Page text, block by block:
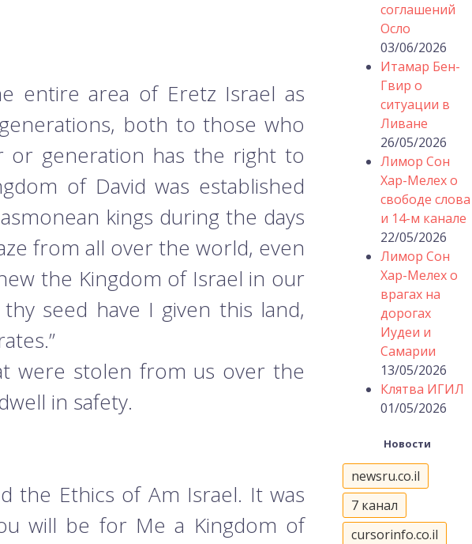
entire area of Eretz Israel as
both to those who
or generation has the right to
of David was established
kings during the days
from all over the world, even
the Kingdom of Israel in our
seed have I given this land,
were stolen from us over the
in safety.
the Ethics of Am Israel. It was
will be for Me a Kingdom of
соглашений
Осло
03/06/2026
Итамар Бен-
Гвир о
ситуации в
Ливане
26/05/2026
Лимор Сон
Хар-Мелех о
свободе слова
и 14-м канале
22/05/2026
Лимор Сон
Хар-Мелех о
врагах на
дорогах
Иудеи и
Самарии
13/05/2026
Клятва ИГИЛ
01/05/2026
Новости
newsru.co.il
7 канал
cursorinfo.co.il